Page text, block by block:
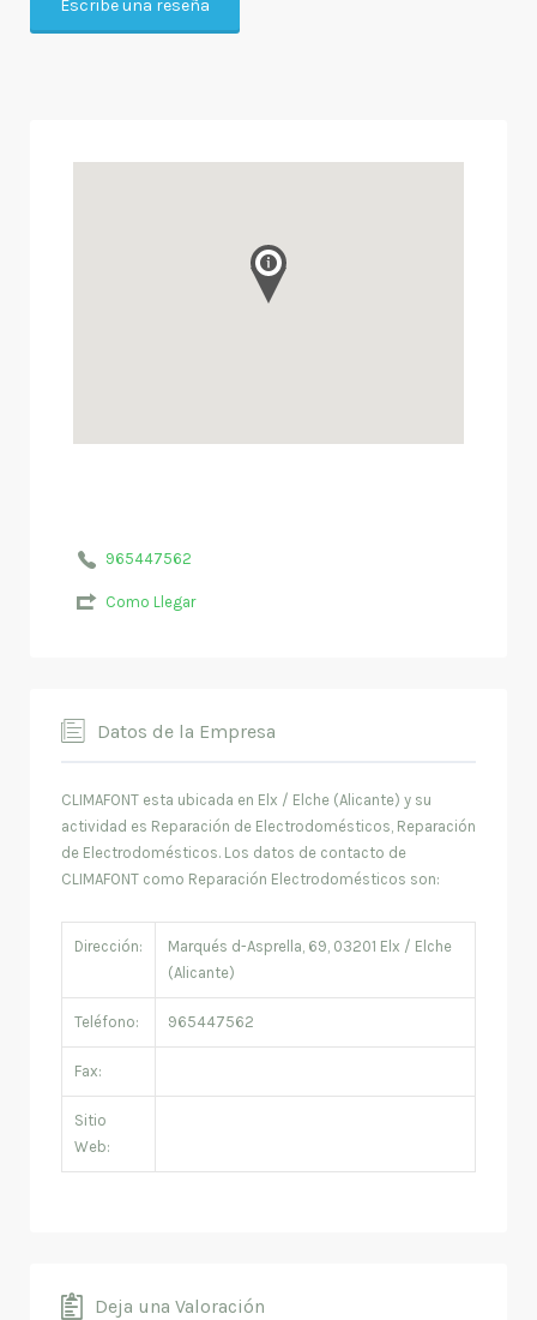
Escribe una reseña
965447562
Como Llegar
Datos de la Empresa
CLIMAFONT esta ubicada en Elx / Elche (Alicante) y su
actividad es Reparación de Electrodomésticos, Reparación
de Electrodomésticos. Los datos de contacto de
CLIMAFONT como Reparación Electrodomésticos son:
Dirección:
Marqués d-Asprella, 69, 03201 Elx / Elche
(Alicante)
Teléfono: 965447562
Fax:
Sitio
Web:
Deja una Valoración